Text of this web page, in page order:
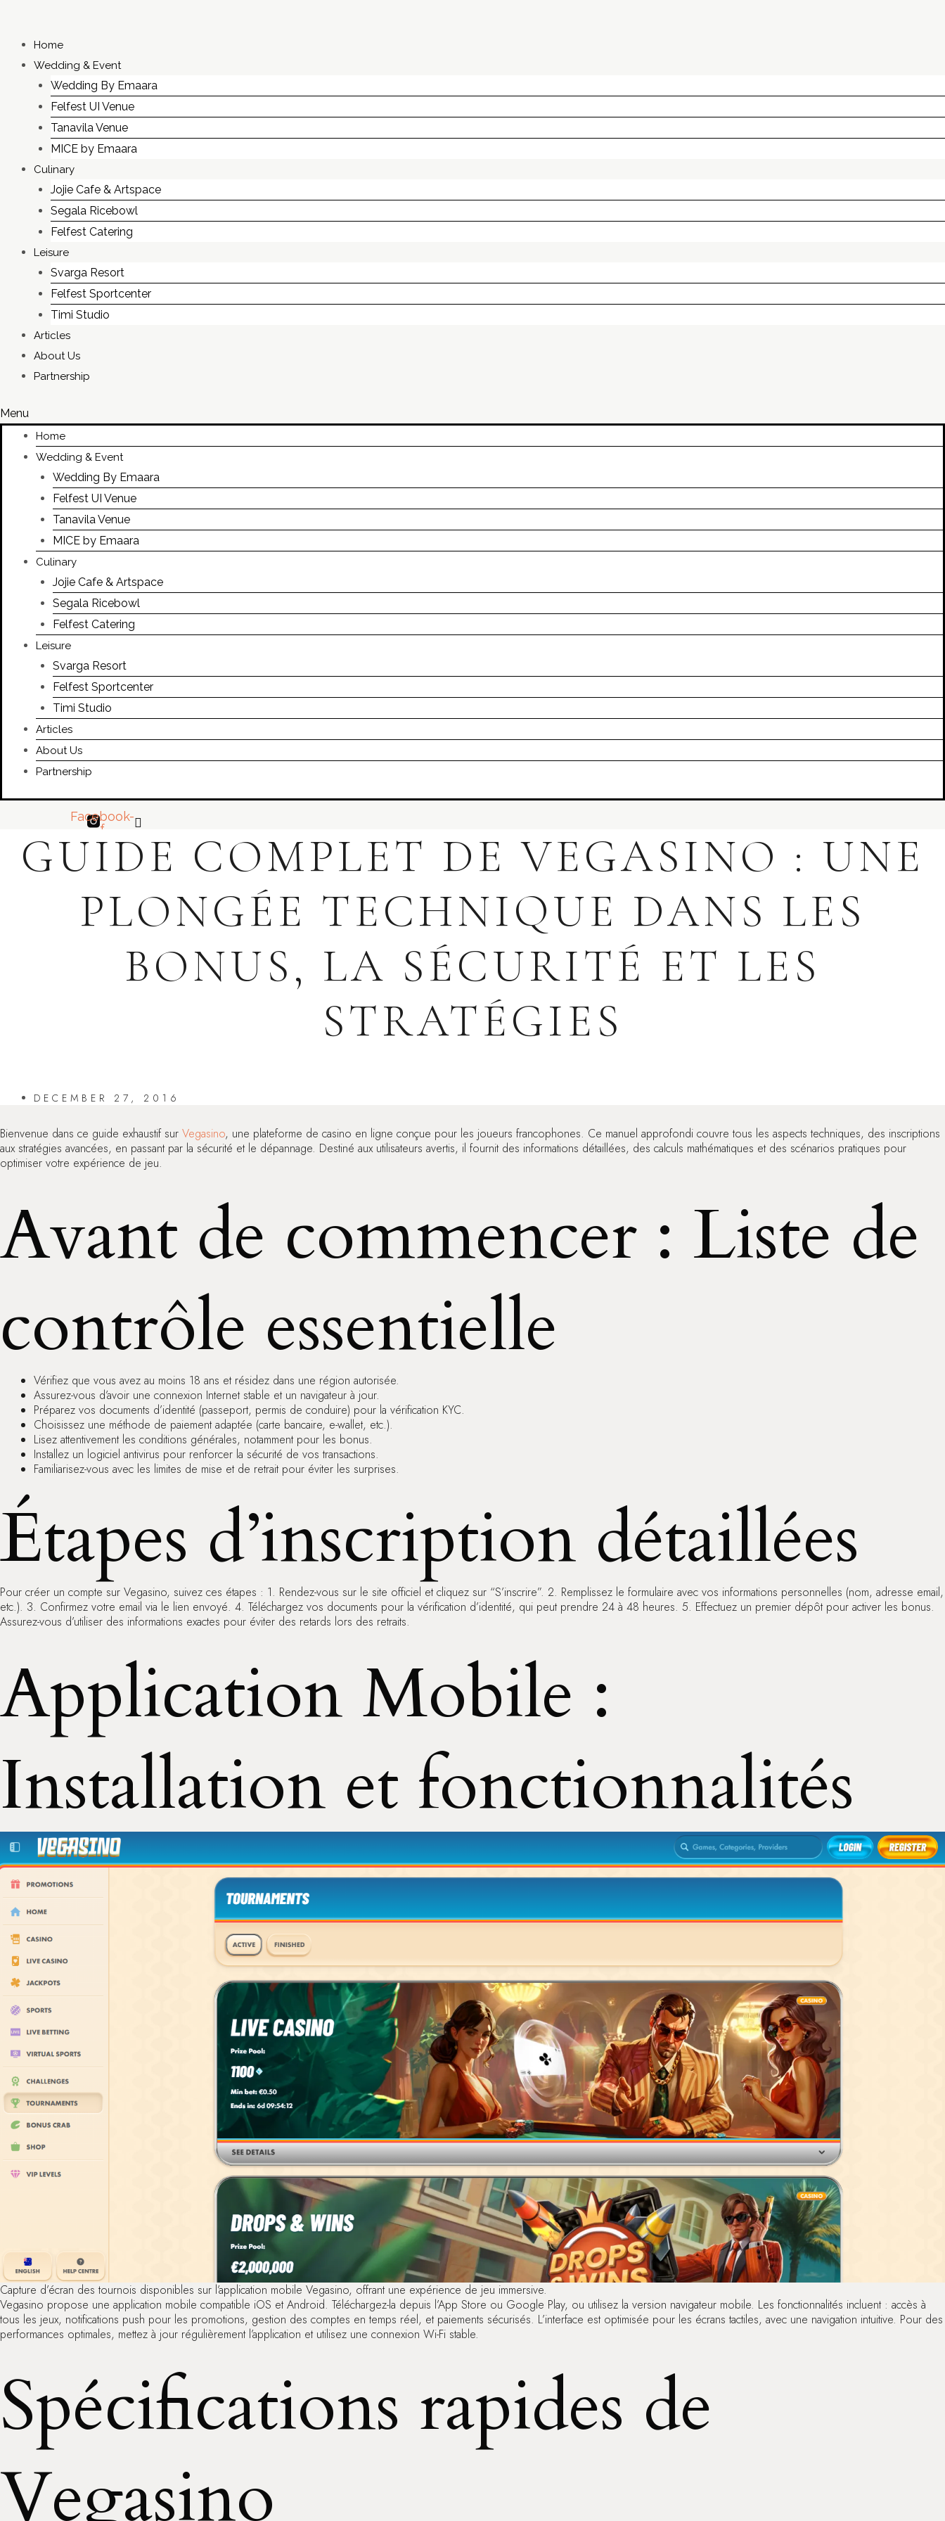
contentHome
Wedding & Event
Wedding By Emaara
Felfest UI Venue
Tanavila Venue
MICE by Emaara
Culinary
Jojie Cafe & Artspace
Segala Ricebowl
Felfest Catering
Leisure
Svarga Resort
Felfest Sportcenter
Timi Studio
Articles
About Us
Partnership
Menu
Home
Wedding & Event
Wedding By Emaara
Felfest UI Venue
Tanavila Venue
MICE by Emaara
Culinary
Jojie Cafe & Artspace
Segala Ricebowl
Felfest Catering
Leisure
Svarga Resort
Felfest Sportcenter
Timi Studio
Articles
About Us
Partnership
Facebook-
f
GUIDE COMPLET DE VEGASINO : UNE
PLONGÉE TECHNIQUE DANS LES
BONUS, LA SÉCURITÉ ET LES
STRATÉGIES
DECEMBER 27, 2016
Bienvenue dans ce guide exhaustif sur Vegasino, une plateforme de casino en ligne conçue pour les joueurs francophones. Ce manuel approfondi couvre tous les aspects techniques, des inscriptions
aux stratégies avancées, en passant par la sécurité et le dépannage. Destiné aux utilisateurs avertis, il fournit des informations détaillées, des calculs mathématiques et des scénarios pratiques pour
optimiser votre expérience de jeu.
Avant de commencer : Liste de
contrôle essentielle
Vérifiez que vous avez au moins 18 ans et résidez dans une région autorisée.
Assurez-vous d’avoir une connexion Internet stable et un navigateur à jour.
Préparez vos documents d’identité (passeport, permis de conduire) pour la vérification KYC.
Choisissez une méthode de paiement adaptée (carte bancaire, e-wallet, etc.).
Lisez attentivement les conditions générales, notamment pour les bonus.
Installez un logiciel antivirus pour renforcer la sécurité de vos transactions.
Familiarisez-vous avec les limites de mise et de retrait pour éviter les surprises.
Étapes d’inscription détaillées
Pour créer un compte sur Vegasino, suivez ces étapes : 1. Rendez-vous sur le site officiel et cliquez sur “S’inscrire”. 2. Remplissez le formulaire avec vos informations personnelles (nom, adresse email,
etc.). 3. Confirmez votre email via le lien envoyé. 4. Téléchargez vos documents pour la vérification d’identité, qui peut prendre 24 à 48 heures. 5. Effectuez un premier dépôt pour activer les bonus.
Assurez-vous d’utiliser des informations exactes pour éviter des retards lors des retraits.
Application Mobile :
Installation et fonctionnalités
Capture d’écran des tournois disponibles sur l’application mobile Vegasino, offrant une expérience de jeu immersive.
Vegasino propose une application mobile compatible iOS et Android. Téléchargez-la depuis l’App Store ou Google Play, ou utilisez la version navigateur mobile. Les fonctionnalités incluent : accès à
tous les jeux, notifications push pour les promotions, gestion des comptes en temps réel, et paiements sécurisés. L’interface est optimisée pour les écrans tactiles, avec une navigation intuitive. Pour des
performances optimales, mettez à jour régulièrement l’application et utilisez une connexion Wi-Fi stable.
Spécifications rapides de
Vegasino